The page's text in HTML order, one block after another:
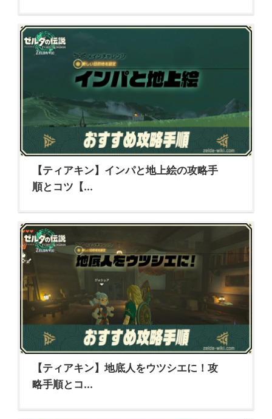
【ティアキン】インパと地上絵の攻略手
順とコツ【...
【ティアキン】地底人をウツシエに！攻
略手順とコ...